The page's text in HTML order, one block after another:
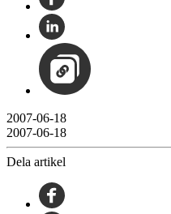
2007-06-18
2007-06-18
Dela artikel